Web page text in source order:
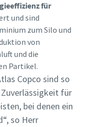
für
finden Sie in
für
und sind
zum Silo und
von
und die
Partikel.
Copco sind so
für
bei denen ein
so Herr